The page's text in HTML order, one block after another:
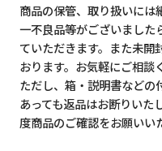
商品の保管、取り扱いには
一不良品等がございました
ていただきます。また未開
おります。お気軽にご相談
ただし、箱・説明書などの
あっても返品はお断りいた
度商品のご確認をお願いい